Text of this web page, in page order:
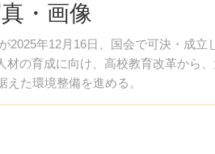
・画像
年12月16日、国会で可決・成立
材の育成に向け、高校教育改革から
た環境整備を進める。